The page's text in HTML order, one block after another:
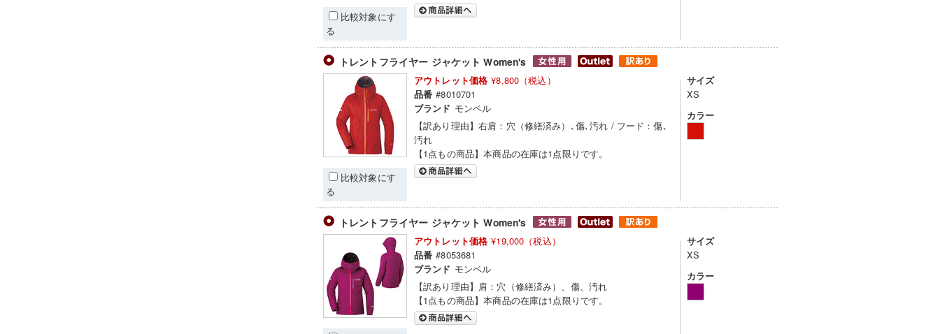
比較対象にす
る
トレントフライヤー ジャケット Women's
比較対象にす
る
アウトレット価格 ¥8,800（税込）
品番 #8010701
ブランド モンベル
【訳あり理由】右肩：穴（修繕済み）､傷､汚れ / フード：傷､
汚れ
【1点もの商品】本商品の在庫は1点限りです。
サイズ
XS
カラー
トレントフライヤー ジャケット Women's
アウトレット価格 ¥19,000（税込）
品番 #8053681
ブランド モンベル
【訳あり理由】肩：穴（修繕済み）、傷、汚れ
【1点もの商品】本商品の在庫は1点限りです。
サイズ
XS
カラー